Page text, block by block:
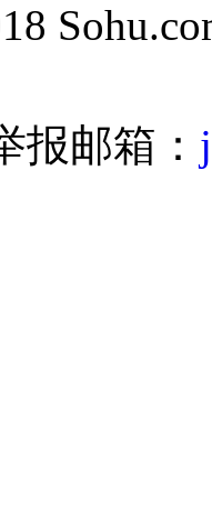
报邮箱：